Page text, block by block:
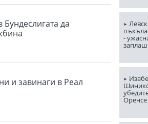
да
и завинаги в Реал
-
Оренсе